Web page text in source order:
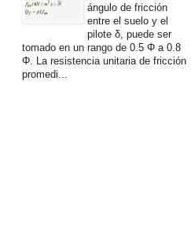
ángulo de fricción
entre el suelo y el
pilote δ, puede ser
tomado en un rango de 0.5 Φ a 0.8
Φ. La resistencia unitaria de fricción
promedi...